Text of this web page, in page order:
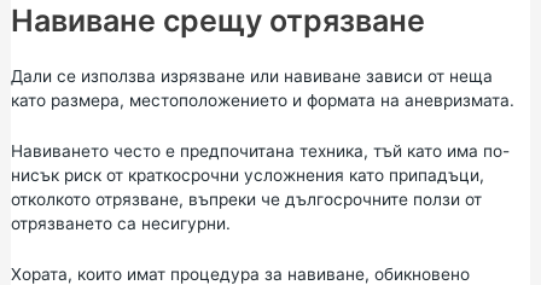
Навиване срещу отрязване
Дали се използва изрязване или навиване зависи от неща
като размера, местоположението и формата на аневризмата.
Навиването често е предпочитана техника, тъй като има по-
нисък риск от краткосрочни усложнения като припадъци,
отколкото отрязване, въпреки че дългосрочните ползи от
отрязването са несигурни.
Хората, които имат процедура за навиване, обикновено